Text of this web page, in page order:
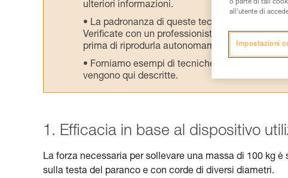
ulteriori informazioni.
La padronanza di queste tecniche richiede
Verificate con un professionista la vostra
prima di riprodurla autonomamente.
Forniamo esempi di tecniche relative alla
vengono qui descritte.
1. Efficacia in base al dispositivo
La forza necessaria per sollevare una massa di 100 kg
sulla testa del paranco e con corde di diversi diametri.
o parte di tali
all’utente di
Impostazioni